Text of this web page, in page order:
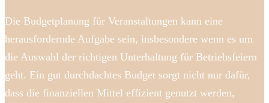
Die Budgetplanung für Veranstaltungen kann eine
herausfordernde Aufgabe sein, insbesondere wenn es um
die Auswahl der richtigen Unterhaltung für Betriebsfeiern
geht. Ein gut durchdachtes Budget sorgt nicht nur dafür,
dass die finanziellen Mittel effizient genutzt werden,